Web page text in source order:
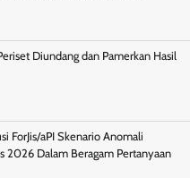
Diundang dan Pamerkan Hasil
ForJis/aPI Skenario Anomali
2026 Dalam Beragam Pertanyaan